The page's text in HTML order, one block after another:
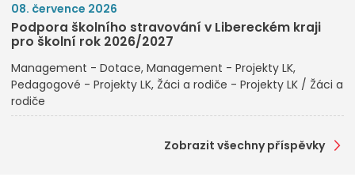
08. července 2026
Podpora školního stravování v Libereckém kraji
pro školní rok 2026/2027
Management - Dotace Management - Projekty LK
Pedagogové - Projekty LK Žáci a rodiče - Projekty LK / Žáci a
rodiče
Zobrazit všechny příspěvky